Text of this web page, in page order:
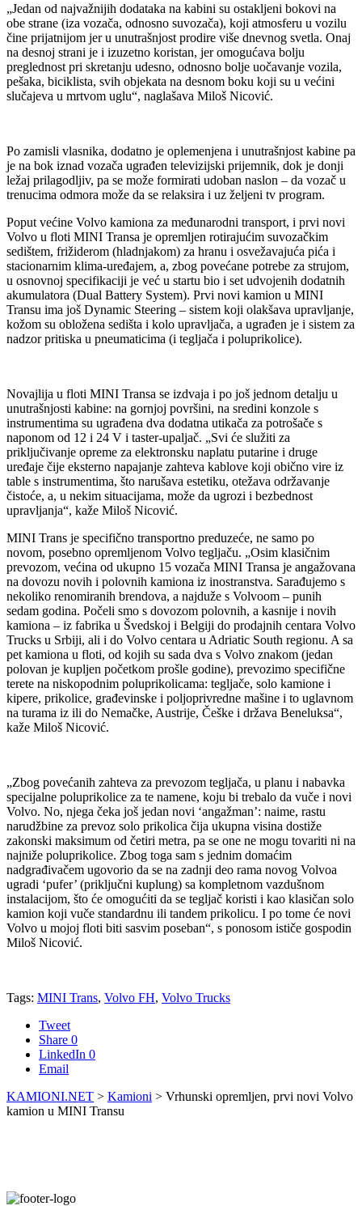
„Jedan od najvažnijih dodataka na kabini su ostakljeni bokovi na
obe strane (iza vozača, odnosno suvozača), koji atmosferu u vozilu
čine prijatnijom jer u unutrašnjost prodire više dnevnog svetla. Onaj
na desnoj strani je i izuzetno koristan, jer omogućava bolju
preglednost pri skretanju udesno, odnosno bolje uočavanje vozila,
pešaka, biciklista, svih objekata na desnom boku koji su u većini
slučajeva u mrtvom uglu“, naglašava Miloš Nicović.
Po zamisli vlasnika, dodatno je oplemenjena i unutrašnjost kabine pa
je na bok iznad vozača ugrađen televizijski prijemnik, dok je donji
ležaj prilagodljiv, pa se može formirati udoban naslon – da vozač u
trenucima odmora može da se relaksira i uz željeni tv program.
Poput većine Volvo kamiona za međunarodni transport, i prvi novi
Volvo u floti MINI Transa je opremljen rotirajućim suvozačkim
sedištem, frižiderom (hladnjakom) za hranu i osvežavajuća pića i
stacionarnim klima-uređajem, a, zbog povećane potrebe za strujom,
u osnovnoj specifikaciji je već u startu bio i set udvojenih dodatnih
akumulatora (Dual Battery System). Prvi novi kamion u MINI
Transu ima još Dynamic Steering – sistem koji olakšava upravljanje,
kožom su obložena sedišta i kolo upravljača, a ugrađen je i sistem za
nadzor pritiska u pneumaticima (i tegljača i poluprikolice).
Novajlija u floti MINI Transa se izdvaja i po još jednom detalju u
unutrašnjosti kabine: na gornjoj površini, na sredini konzole s
instrumentima su ugrađena dva dodatna utikača za potrošače s
naponom od 12 i 24 V i taster-upaljač. „Svi će služiti za
priključivanje opreme za elektronsku naplatu putarine i druge
uređaje čije eksterno napajanje zahteva kablove koji obično vire iz
table s instrumentima, što narušava estetiku, otežava održavanje
čistoće, a, u nekim situacijama, može da ugrozi i bezbednost
upravljanja“, kaže Miloš Nicović.
MINI Trans je specifično transportno preduzeće, ne samo po
novom, posebno opremljenom Volvo tegljaču. „Osim klasičnim
prevozom, većina od ukupno 15 vozača MINI Transa je angažovana
na dovozu novih i polovnih kamiona iz inostranstva. Sarađujemo s
nekoliko renomiranih brendova, a najduže s Volvoom – punih
sedam godina. Počeli smo s dovozom polovnih, a kasnije i novih
kamiona – iz fabrika u Švedskoj i Belgiji do prodajnih centara Volvo
Trucks u Srbiji, ali i do Volvo centara u Adriatic South regionu. A sa
pet kamiona u floti, od kojih su sada dva s Volvo znakom (jedan
polovan je kupljen početkom prošle godine), prevozimo specifične
terete na niskopodnim poluprikolicama: tegljače, solo kamione i
kipere, prikolice, građevinske i poljoprivredne mašine i to uglavnom
na turama iz ili do Nemačke, Austrije, Češke i država Beneluksa“,
kaže Miloš Nicović.
„Zbog povećanih zahteva za prevozom tegljača, u planu i nabavka
specijalne poluprikolice za te namene, koju bi trebalo da vuče i novi
Volvo. No, njega čeka još jedan novi ‘angažman’: naime, rastu
narudžbine za prevoz solo prikolica čija ukupna visina dostiže
zakonski maksimum od četiri metra, pa se one ne mogu tovariti ni na
najniže poluprikolice. Zbog toga sam s jednim domaćim
nadgrađivačem ugovorio da se na zadnji deo rama novog Volvoa
ugradi ‘pufer’ (priključni kuplung) sa kompletnom vazdušnom
instalacijom, što će omogućiti da se tegljač koristi i kao klasičan solo
kamion koji vuče standardnu ili tandem prikolicu. I po tome će novi
Volvo u mojoj floti biti sasvim poseban“, s ponosom ističe gospodin
Miloš Nicović.
Tags: MINI Trans, Volvo FH, Volvo Trucks
Tweet
Share 0
LinkedIn 0
Email
KAMIONI.NET > Kamioni > Vrhunski opremljen, prvi novi Volvo
kamion u MINI Transu